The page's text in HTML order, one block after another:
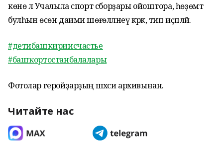
көнө лә Учалыла спорт сборҙары ойоштора, һөҙөмтә
булһын өсөн даими шөғөлләнеү кәрәк, тип иҫәпләй.
#детибашкириисчастье
#башҡортостанбалалары
Фотолар геройҙарҙың шәхси архивынан.
Читайте нас